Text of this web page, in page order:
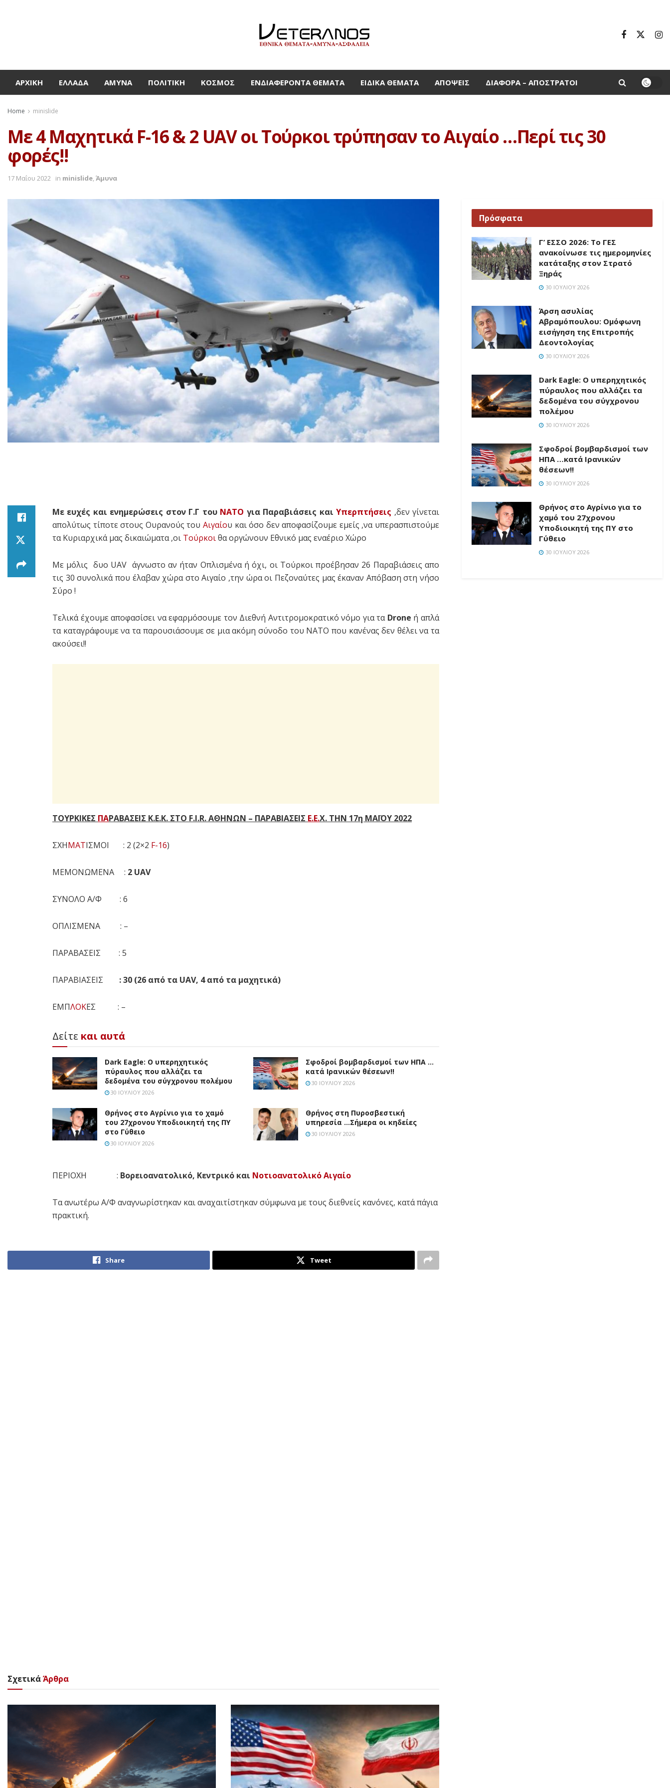
ΑΡΧΙΚΉ ΕΛΛΆΔΑ ΆΜΥΝΑ ΠΟΛΙΤΙΚΉ ΚΌΣΜΟΣ ΕΝΔΙΑΦΈΡΟΝΤΑ ΘΈΜΑΤΑ ΕΙΔΙΚΆ ΘΈΜΑΤΑ ΑΠΌΨΕΙΣ ΔΙΆΦΟΡΑ – ΑΠΌΣΤΡΑΤΟΙ
Home minislide
Με 4 Μαχητικά F-16 & 2 UAV οι Τούρκοι τρύπησαν το Αιγαίο …Περί τις 30
φορές!!
17 Μαΐου 2022 in minislide,Άμυνα
Με ευχές και ενημερώσεις στον Γ.Γ του ΝΑΤΟ για Παραβιάσεις καιΥπερπτήσεις ,δεν γίνεται
απολύτως τίποτε στους Ουρανούς του Αιγαίου και όσο δεν αποφασίζουμε εμείς ,να υπερασπιστούμε
τα Κυριαρχικά μας δικαιώματα ,οι Τούρκοιθα οργώνουν Εθνικό μας εναέριο Χώρο
Με μόλις δυο UAV άγνωστο αν ήταν Οπλισμένα ή όχι, οι Τούρκοι προέβησαν 26 Παραβιάσεις απο
τις 30 συνολικά που έλαβαν χώρα στο Αιγαίο ,την ώρα οι Πεζοναύτες μας έκαναν Απόβαση στη νήσο
Σύρο !
Τελικά έχουμε αποφασίσει να εφαρμόσουμε τον Διεθνή Αντιτρομοκρατικό νόμο για τα Drone ή απλά
τα καταγράφουμε να τα παρουσιάσουμε σε μια ακόμη σύνοδο του ΝΑΤΟ που κανένας δεν θέλει να τα
ακούσει!!
ΤΟΥΡΚΙΚΕΣ ΠΑΡΑΒΑΣΕΙΣ Κ.Ε.Κ. ΣΤΟ F.I.R. ΑΘΗΝΩΝ – ΠΑΡΑΒΙΑΣΕΙΣ Ε.Ε.Χ. ΤΗΝ 17η ΜΑΪΟΥ 2022
ΣΧΗΜΑΤΙΣΜΟΙ : 2 (2×2 F-16)
ΜΕΜΟΝΩΜΕΝΑ : 2 UAV
ΣΥΝΟΛΟ Α/Φ : 6
ΟΠΛΙΣΜΕΝΑ : –
ΠΑΡΑΒΑΣΕΙΣ : 5
ΠΑΡΑΒΙΑΣΕΙΣ : 30 (26 από τα UAV, 4 από τα μαχητικά)
ΕΜΠΛΟΚΕΣ : –
Δείτε και αυτά
Dark Eagle: Ο υπερηχητικός
πύραυλος που αλλάζει τα
δεδομένα του σύγχρονου πολέμου
30 ΙΟΥΛΊΟΥ 2026
Σφοδροί βομβαρδισμοί των ΗΠΑ …
κατά Ιρανικών θέσεων!!
30 ΙΟΥΛΊΟΥ 2026
Θρήνος στο Αγρίνιο για το χαμό
του 27χρονου Υποδιοικητή της ΠΥ
στο Γύθειο
30 ΙΟΥΛΊΟΥ 2026
Θρήνος στη Πυροσβεστική
υπηρεσία …Σήμερα οι κηδείες
30 ΙΟΥΛΊΟΥ 2026
ΠΕΡΙΟΧΗ : Βορειοανατολικό, Κεντρικό και Νοτιοανατολικό Αιγαίο
Τα ανωτέρω Α/Φ αναγνωρίστηκαν και αναχαιτίστηκαν σύμφωνα με τους διεθνείς κανόνες, κατά πάγια
πρακτική.
Share Tweet
ΣχετικάΆρθρα
Πρόσφατα
Γ’ ΕΣΣΟ 2026: Το ΓΕΣ
ανακοίνωσε τις ημερομηνίες
κατάταξης στον Στρατό
Ξηράς
30 ΙΟΥΛΊΟΥ 2026
Άρση ασυλίας
Αβραμόπουλου: Ομόφωνη
εισήγηση της Επιτροπής
Δεοντολογίας
30 ΙΟΥΛΊΟΥ 2026
Dark Eagle: Ο υπερηχητικός
πύραυλος που αλλάζει τα
δεδομένα του σύγχρονου
πολέμου
30 ΙΟΥΛΊΟΥ 2026
Σφοδροί βομβαρδισμοί των
ΗΠΑ …κατά Ιρανικών
θέσεων!!
30 ΙΟΥΛΊΟΥ 2026
Θρήνος στο Αγρίνιο για το
χαμό του 27χρονου
Υποδιοικητή της ΠΥ στο
Γύθειο
30 ΙΟΥΛΊΟΥ 2026